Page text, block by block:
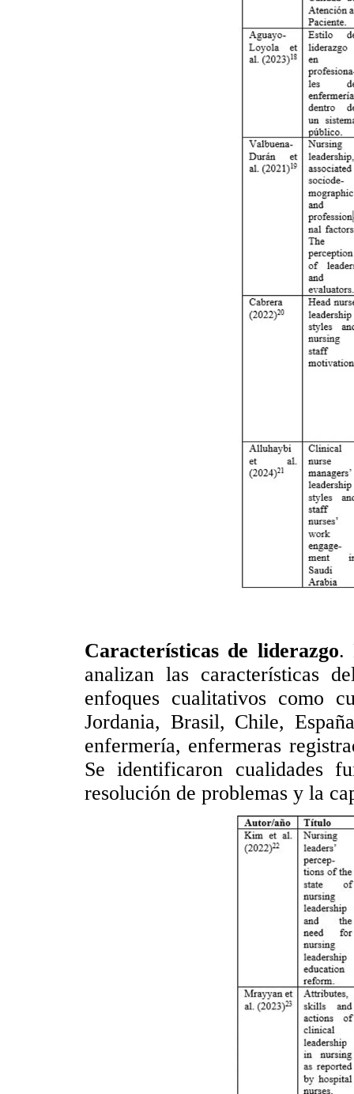
Características de liderazgo.
analizan las características
enfoques cualitativos como
Jordania, Brasil, Chile,
enfermería, enfermeras
Se identificaron cualidades
resolución de problemas y la